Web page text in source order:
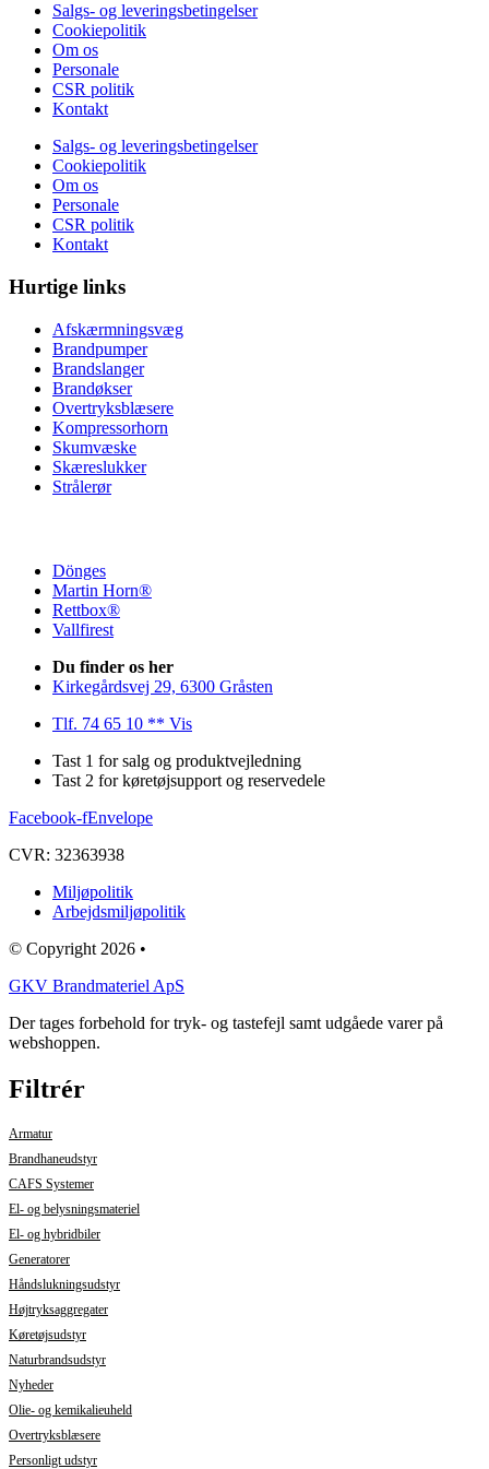
Salgs- og leveringsbetingelser
Cookiepolitik
Om os
Personale
CSR politik
Kontakt
Salgs- og leveringsbetingelser
Cookiepolitik
Om os
Personale
CSR politik
Kontakt
Hurtige links
Afskærmningsvæg
Brandpumper
Brandslanger
Brandøkser
Overtryksblæsere
Kompressorhorn
Skumvæske
Skæreslukker
Strålerør
Dönges
Martin Horn®
Rettbox®
Vallfirest
Du finder os her
Kirkegårdsvej 29, 6300 Gråsten
Tlf. 74 65 10 ** Vis
Tast 1 for salg og produktvejledning
Tast 2 for køretøjsupport og reservedele
Facebook-fEnvelope
CVR: 32363938
Miljøpolitik
Arbejdsmiljøpolitik
© Copyright 2026 •
GKV Brandmateriel ApS
Der tages forbehold for tryk- og tastefejl samt udgåede varer på
webshoppen.
Filtrér
Armatur
Brandhaneudstyr
CAFS Systemer
El- og belysningsmateriel
El- og hybridbiler
Generatorer
Håndslukningsudstyr
Højtryksaggregater
Køretøjsudstyr
Naturbrandsudstyr
Nyheder
Olie- og kemikalieuheld
Overtryksblæsere
Personligt udstyr